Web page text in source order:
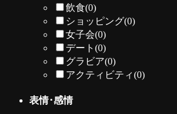
飲食(0)
ショッピング(0)
女子会(0)
デート (0)
グラビア(0)
アクティビティ(0)
表情･感情